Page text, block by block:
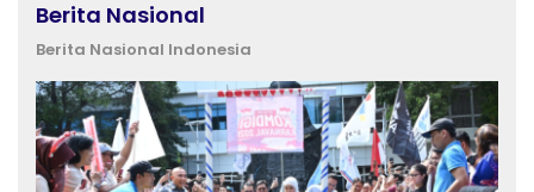
Berita Nasional
Berita Nasional Indonesia